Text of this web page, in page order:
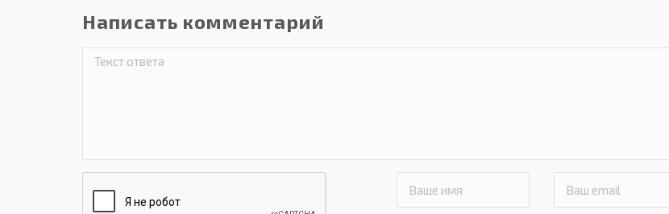
Написать комментарий